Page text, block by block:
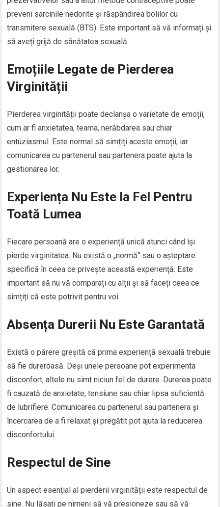
preveni sarcinile nedorite și răspândirea bolilor cu
transmitere sexuală (BTS). Este important să vă informați și
să aveți grijă de sănătatea sexuală.
Emoțiile Legate de Pierderea
Virginității
Pierderea virginității poate declanșa o varietate de emoții,
cum ar fi anxietatea, teama, nerăbdarea sau chiar
entuziasmul. Este normal să simțiți aceste emoții, iar
comunicarea cu partenerul sau partenera poate ajuta la
gestionarea lor.
Experiența Nu Este la Fel Pentru
Toată Lumea
Fiecare persoană are o experiență unică atunci când își
pierde virginitatea. Nu există o „normă” sau o așteptare
specifică în ceea ce privește această experiență. Este
important să nu vă comparați cu alții și să faceți ceea ce
simțiți că este potrivit pentru voi.
Absența Durerii Nu Este Garantată
Există o părere greșită că prima experiență sexuală trebuie
să fie dureroasă. Deși unele persoane pot experimenta
disconfort, altele nu simt niciun fel de durere. Durerea poate
fi cauzată de anxietate, tensiune sau chiar lipsa suficientă
de lubrifiere. Comunicarea cu partenerul sau partenera și
încercarea de a fi relaxat și pregătit pot ajuta la reducerea
disconfortului.
Respectul de Sine
Un aspect esențial al pierderii virginității este respectul de
sine. Nu lăsați pe nimeni să vă presioneze sau să vă